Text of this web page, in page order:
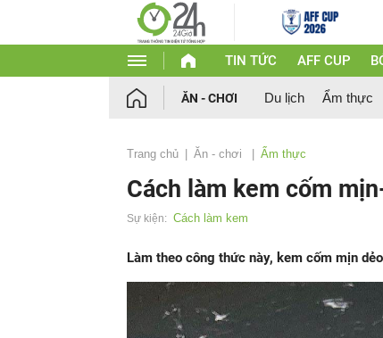
TIN TỨC AFF CUP
ĂN - CHƠI Du lịch Ẩm thực
Trang chủ Ăn - chơi Ẩm thực
Cách làm kem cốm
Sự kiện: Cách làm kem
Làm theo công thức này, kem cốm mịn